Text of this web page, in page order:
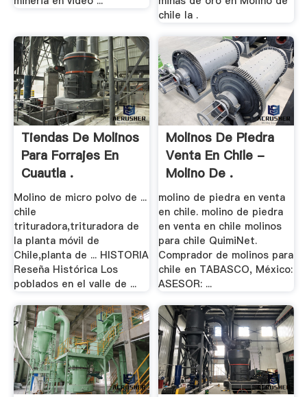
chile la .
Tiendas De Molinos
Para Forrajes En
Cuautla .
Molino de micro polvo de ...
chile
trituradora,trituradora de
la planta móvil de
Chile,planta de ... HISTORIA
Reseña Histórica Los
poblados en el valle de ...
Molinos De Piedra
Venta En Chile -
Molino De .
molino de piedra en venta
en chile. molino de piedra
en venta en chile molinos
para chile QuimiNet.
Comprador de molinos para
chile en TABASCO, México:
ASESOR: ...